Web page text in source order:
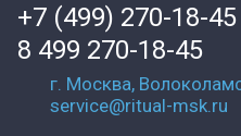
+7 (499) 270-18-45
8 499 270-18-45
г. Москва,
service@ritual-msk.ru